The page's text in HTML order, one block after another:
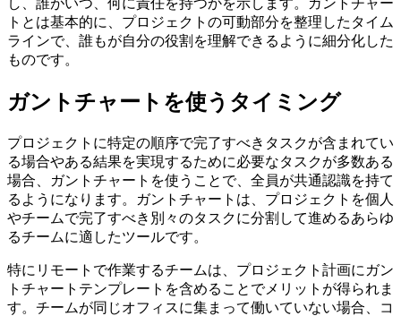
トとは基本的に、プロジェクトの可動部分を整理したタイム
ラインで、誰もが自分の役割を理解できるように細分化した
ものです。
ガントチャートを使うタイミング
プロジェクトに特定の順序で完了すべきタスクが含まれてい
る場合やある結果を実現するために必要なタスクが多数ある
場合、ガントチャートを使うことで、全員が共通認識を持て
るようになります。ガントチャートは、プロジェクトを個人
やチームで完了すべき別々のタスクに分割して進めるあらゆ
るチームに適したツールです。
特にリモートで作業するチームは、プロジェクト計画にガン
トチャートテンプレートを含めることでメリットが得られま
す。チームが同じオフィスに集まって働いていない場合、コ